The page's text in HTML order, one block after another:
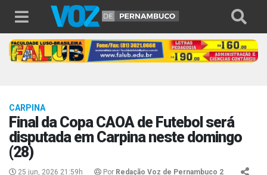
CARPINA
Final da Copa CAOA de Futebol será
disputada em Carpina neste domingo
(28)
25 jun, 2026 21:59h Por Redação Voz de Pernambuco 2